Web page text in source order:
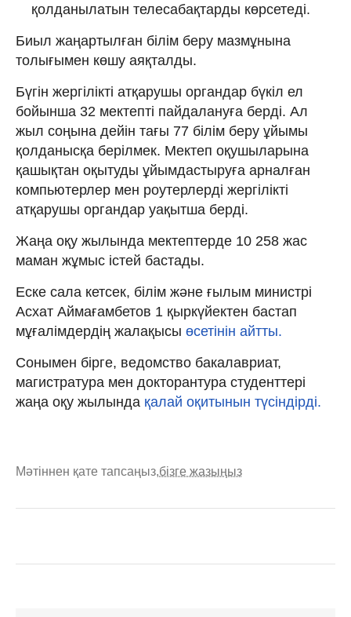
қолданылатын телесабақтарды көрсетеді.
Биыл жаңартылған білім беру мазмұнына
толығымен көшу аяқталды.
Бүгін жергілікті атқарушы органдар бүкіл ел
бойынша 32 мектепті пайдалануға берді. Ал
жыл соңына дейін тағы 77 білім беру ұйымы
қолданысқа берілмек. Мектеп оқушыларына
қашықтан оқытуды ұйымдастыруға арналған
компьютерлер мен роутерлерді жергілікті
атқарушы органдар уақытша берді.
Жаңа оқу жылында мектептерде 10 258 жас
маман жұмыс істей бастады.
Еске сала кетсек, білім және ғылым министрі
Асхат Аймағамбетов 1 қыркүйектен бастап
мұғалімдердің жалақысы өсетінін айтты.
Сонымен бірге, ведомство бакалавриат,
магистратура мен докторантура студенттері
жаңа оқу жылында қалай оқитынын түсіндірді.
Мәтіннен қате тапсаңыз,бізге жазыңыз